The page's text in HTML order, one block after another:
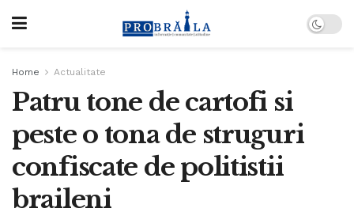
Home Actualitate
Patru tone de cartofi si
peste o tona de struguri
confiscate de politistii
braileni